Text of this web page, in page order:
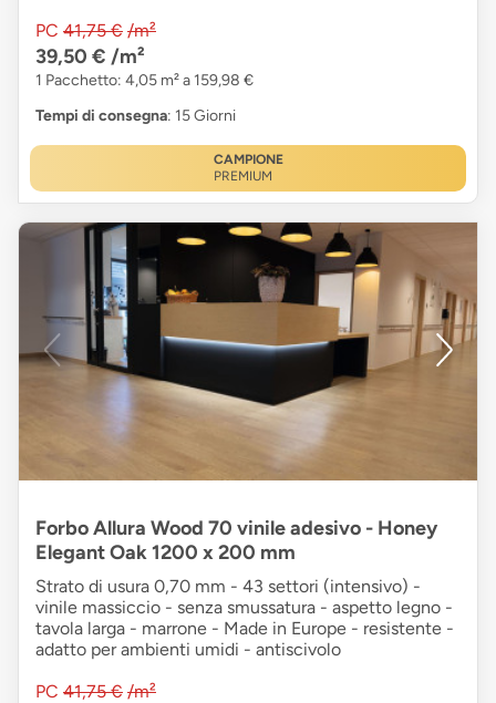
PC 41,75 € /m²
39,50 € /m²
1 Pacchetto: 4,05 m² a 159,98 €
Tempi di consegna: 15 Giorni
CAMPIONE
PREMIUM
Forbo Allura Wood 70 vinile adesivo - Honey
Elegant Oak 1200 x 200 mm
Strato di usura 0,70 mm - 43 settori (intensivo) -
vinile massiccio - senza smussatura - aspetto legno -
tavola larga - marrone - Made in Europe - resistente -
adatto per ambienti umidi - antiscivolo
PC 41,75 € /m²